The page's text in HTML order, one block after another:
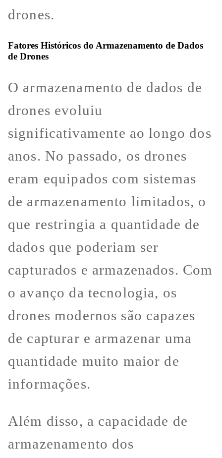
drones.
Fatores Históricos do Armazenamento de Dados
de Drones
O armazenamento de dados de
drones evoluiu
significativamente ao longo dos
anos. No passado, os drones
eram equipados com sistemas
de armazenamento limitados, o
que restringia a quantidade de
dados que poderiam ser
capturados e armazenados. Com
o avanço da tecnologia, os
drones modernos são capazes
de capturar e armazenar uma
quantidade muito maior de
informações.
Além disso, a capacidade de
armazenamento dos